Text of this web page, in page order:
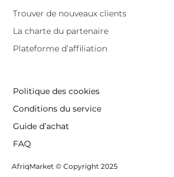
Trouver de nouveaux clients
La charte du partenaire
Plateforme d’affiliation
Politique des cookies
Conditions du service
Guide d’achat
FAQ
AfriqMarket © Copyright 2025